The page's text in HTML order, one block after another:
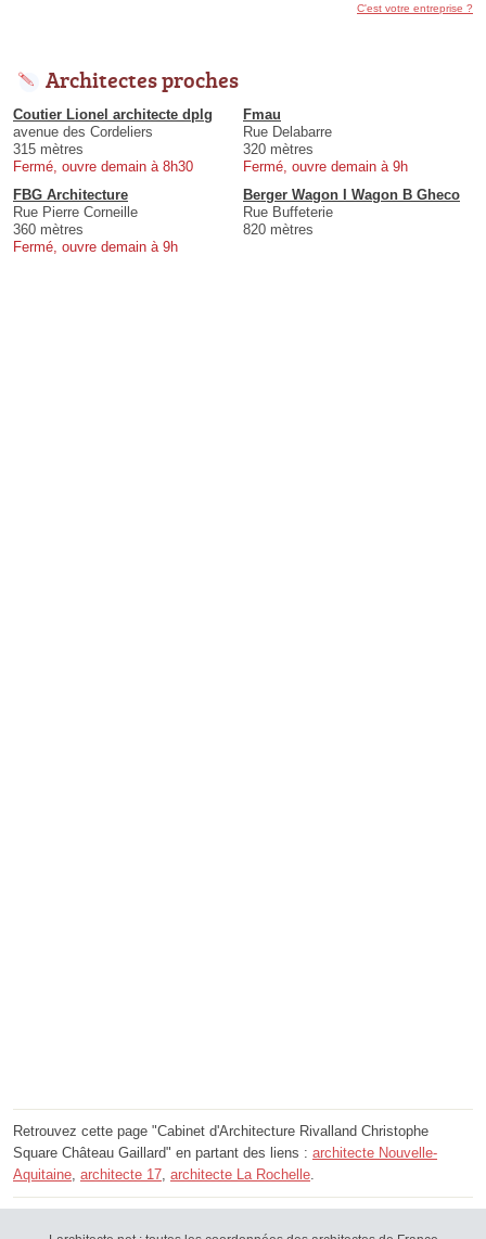
C'est votre entreprise ?
Architectes proches
Coutier Lionel architecte dplg
avenue des Cordeliers
315 mètres
Fermé, ouvre demain à 8h30
Fmau
Rue Delabarre
320 mètres
Fermé, ouvre demain à 9h
FBG Architecture
Rue Pierre Corneille
360 mètres
Fermé, ouvre demain à 9h
Berger Wagon I Wagon B Gheco
Rue Buffeterie
820 mètres
Retrouvez cette page "Cabinet d'Architecture Rivalland Christophe
Square Château Gaillard" en partant des liens : architecte Nouvelle-
Aquitaine architecte 17 architecte La Rochelle